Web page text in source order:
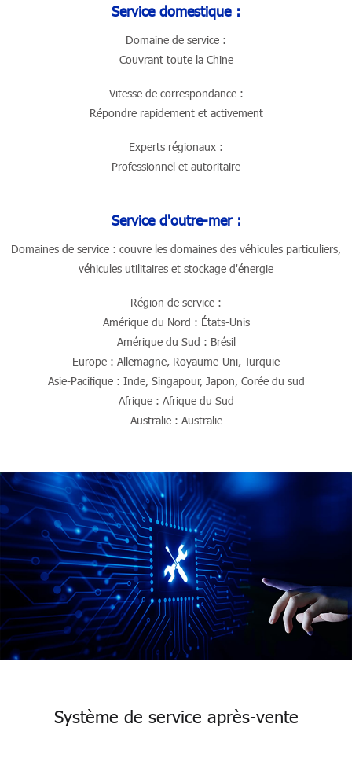
Service domestique :
Domaine de service :
Couvrant toute la Chine
Vitesse de correspondance :
Répondre rapidement et activement
Experts régionaux :
Professionnel et autoritaire
Service d'outre-mer :
Domaines de service : couvre les domaines des véhicules particuliers,
véhicules utilitaires et stockage d'énergie
Région de service :
Amérique du Nord : États-Unis
Amérique du Sud : Brésil
Europe : Allemagne, Royaume-Uni, Turquie
Asie-Pacifique : Inde, Singapour, Japon, Corée du sud
Afrique : Afrique du Sud
Australie : Australie
Système de service après-vente